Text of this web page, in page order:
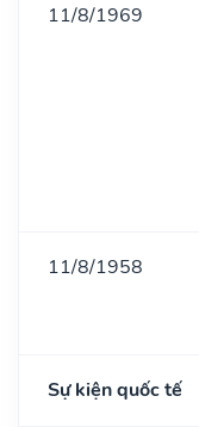
11/8/1969
11/8/1958
Sự kiện quốc tế